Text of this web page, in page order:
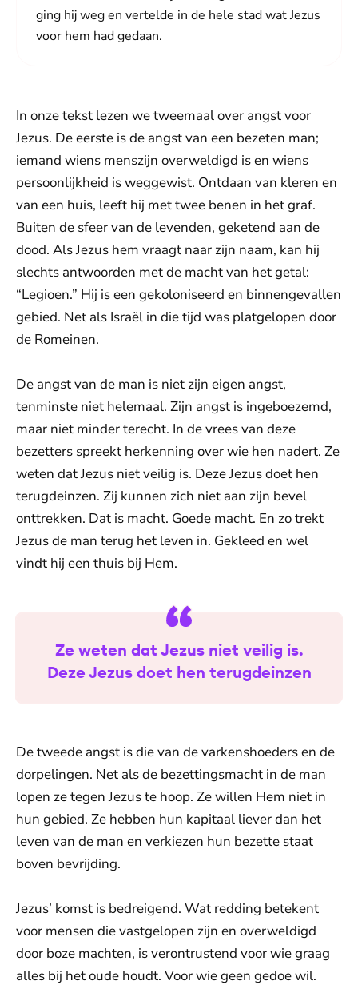
ging hij weg en vertelde in de hele stad wat Jezus
voor hem had gedaan.
In onze tekst lezen we tweemaal over angst voor
Jezus. De eerste is de angst van een bezeten man;
iemand wiens menszijn overweldigd is en wiens
persoonlijkheid is weggewist. Ontdaan van kleren en
van een huis, leeft hij met twee benen in het graf.
Buiten de sfeer van de levenden, geketend aan de
dood. Als Jezus hem vraagt naar zijn naam, kan hij
slechts antwoorden met de macht van het getal:
“Legioen.” Hij is een gekoloniseerd en binnengevallen
gebied. Net als Israël in die tijd was platgelopen door
de Romeinen.
De angst van de man is niet zijn eigen angst,
tenminste niet helemaal. Zijn angst is ingeboezemd,
maar niet minder terecht. In de vrees van deze
bezetters spreekt herkenning over wie hen nadert. Ze
weten dat Jezus niet veilig is. Deze Jezus doet hen
terugdeinzen. Zij kunnen zich niet aan zijn bevel
onttrekken. Dat is macht. Goede macht. En zo trekt
Jezus de man terug het leven in. Gekleed en wel
vindt hij een thuis bij Hem.
Ze weten dat Jezus niet veilig is.
Deze Jezus doet hen terugdeinzen
De tweede angst is die van de varkenshoeders en de
dorpelingen. Net als de bezettingsmacht in de man
lopen ze tegen Jezus te hoop. Ze willen Hem niet in
hun gebied. Ze hebben hun kapitaal liever dan het
leven van de man en verkiezen hun bezette staat
boven bevrijding.
Jezus’ komst is bedreigend. Wat redding betekent
voor mensen die vastgelopen zijn en overweldigd
door boze machten, is verontrustend voor wie graag
alles bij het oude houdt. Voor wie geen gedoe wil.